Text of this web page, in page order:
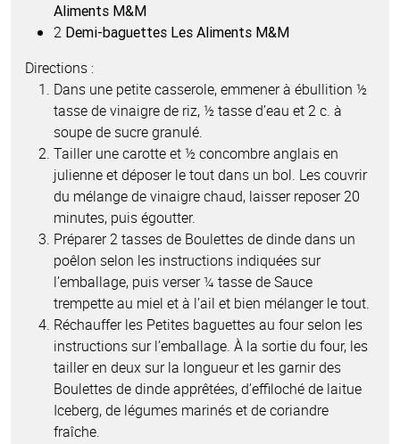
Aliments M&M
2 Demi-baguettes Les Aliments M&M
Directions :
Dans une petite casserole, emmener à ébullition ½
tasse de vinaigre de riz, ½ tasse d’eau et 2 c. à
soupe de sucre granulé.
Tailler une carotte et ½ concombre anglais en
julienne et déposer le tout dans un bol. Les couvrir
du mélange de vinaigre chaud, laisser reposer 20
minutes, puis égoutter.
Préparer 2 tasses de Boulettes de dinde dans un
poêlon selon les instructions indiquées sur
l’emballage, puis verser ¼ tasse de Sauce
trempette au miel et à l’ail et bien mélanger le tout.
Réchauffer les Petites baguettes au four selon les
instructions sur l’emballage. À la sortie du four, les
tailler en deux sur la longueur et les garnir des
Boulettes de dinde apprêtées, d’effiloché de laitue
Iceberg, de légumes marinés et de coriandre
fraîche.